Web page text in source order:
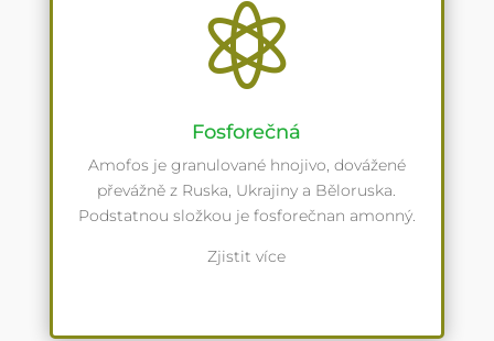

Fosforečná
Amofos je granulované hnojivo, dovážené
převážně z Ruska, Ukrajiny a Běloruska.
Podstatnou složkou je fosforečnan amonný.
Zjistit více